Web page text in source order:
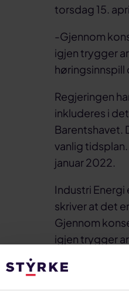
torsdag 15.
-Gjennom
igjen trygger
høringsinnspill
Regjeringen
inkluderes i
Barentshavet.
vanlig
januar 2022.
Industri
skriver at det
Gjennom
igjen trygger